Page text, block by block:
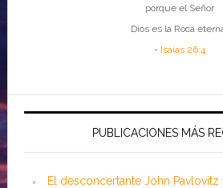
porque el Señor
Dios es la Roca
- Isaías 26:4
PUBLICACIONES MÁS
El desconcertante John Pavlovitz